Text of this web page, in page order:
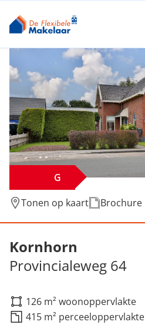
G
Tonen op kaart
Brochure
Kornhorn
Provincialeweg 64
126 m² woonoppervlakte
415 m² perceeloppervlakte